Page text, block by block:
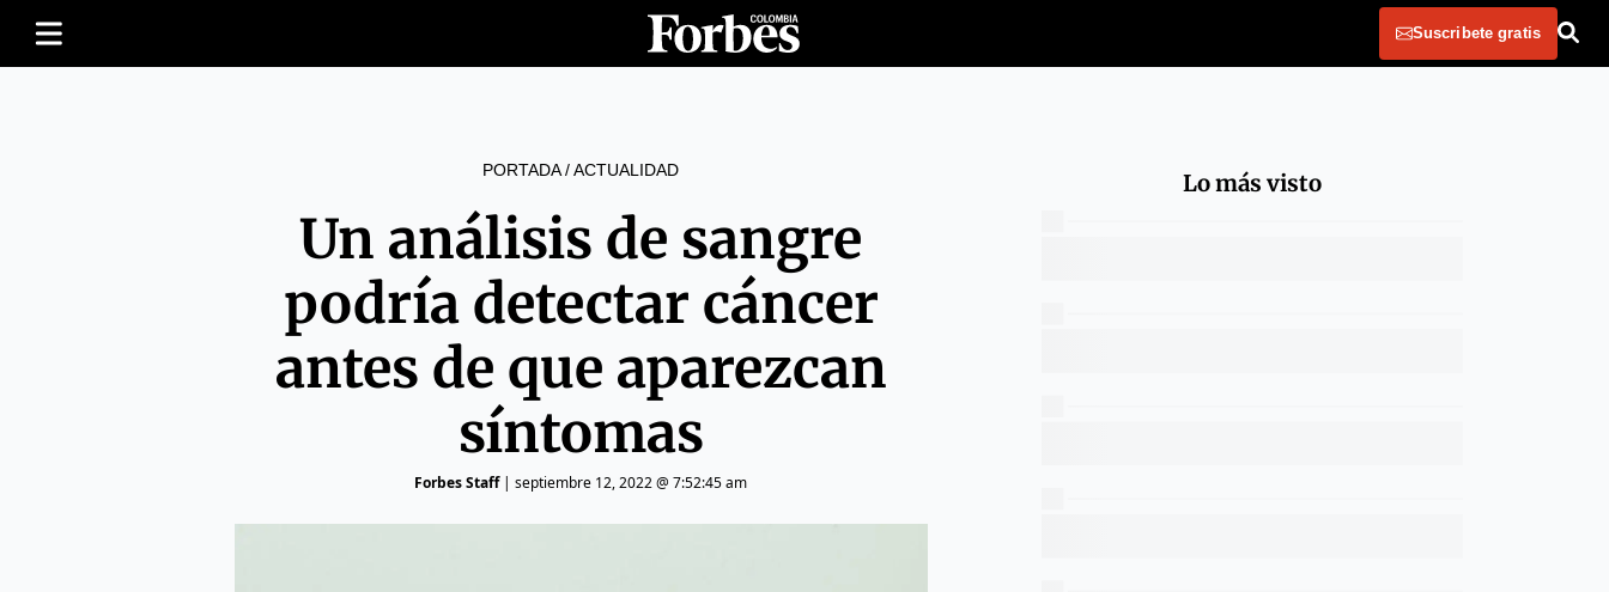
Suscribete gratis
PORTADA/ACTUALIDAD
Un análisis de sangre
podría detectar cáncer
antes de que aparezcan
síntomas
Forbes Staff| septiembre 12, 2022 @ 7:52:45 am
Lo más visto